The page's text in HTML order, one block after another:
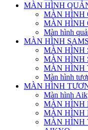
MÀN HÌNH
MÀN HÌNH
MÀN HÌNH
Màn hình
MÀN HÌNH
MÀN HÌNH
MÀN HÌNH
MÀN HÌNH
Màn hình
MÀN HÌNH
Màn hình
MÀN HÌNH
MÀN HÌNH
MÀN HÌNH